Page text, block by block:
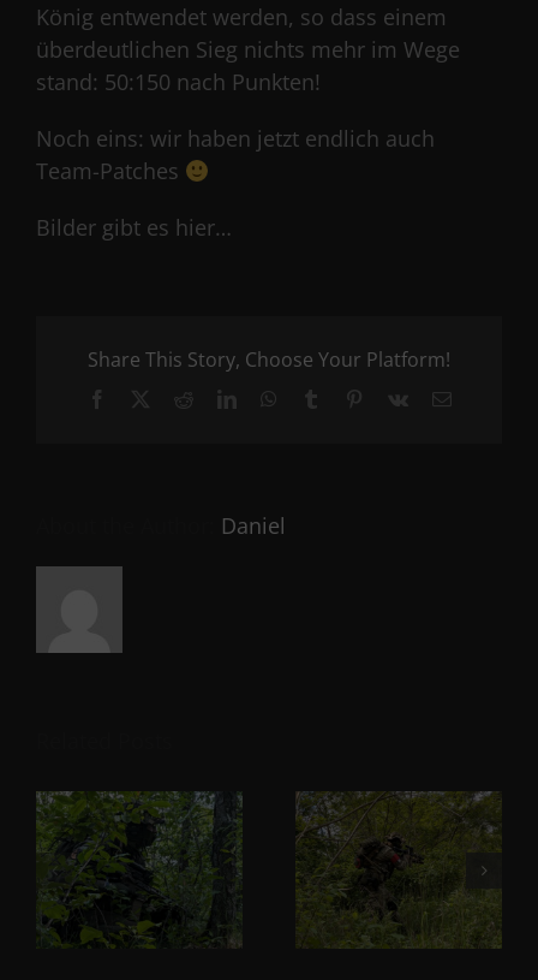
König entwendet werden, so dass einem
überdeutlichen Sieg nichts mehr im Wege
stand: 50:150 nach Punkten!
Noch eins: wir haben jetzt endlich auch
Team-Patches
Bilder gibt es hier…
Share This Story, Choose Your Platform!
Facebook RedditLinkedInWhatsApp
Tumblr Pinterest
Vk Email
Daniel